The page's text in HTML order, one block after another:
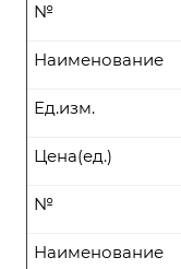
№
Наименование
Ед.изм.
Цена(ед.)
№
Наименование